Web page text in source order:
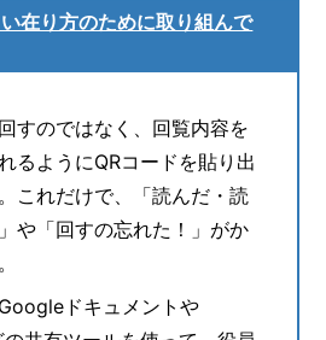
在り方のために取り組んで
すのではなく、回覧内容を
るようにQRコードを貼り出
これだけで、「読んだ・読
や「回すの忘れた！」がか
ドキュメントや